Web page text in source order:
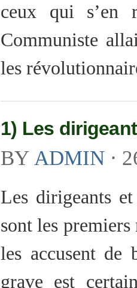
ceux qui s’en
Communiste
les
1) Les
BY ADMIN ⋅
Les dirigeants
sont les
les accusent de
grave est